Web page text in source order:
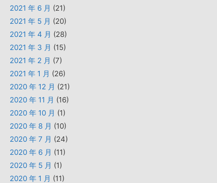
2021 年 6 月 (21)
2021 年 5 月 (20)
2021 年 4 月 (28)
2021 年 3 月 (15)
2021 年 2 月 (7)
2021 年 1 月 (26)
2020 年 12 月 (21)
2020 年 11 月 (16)
2020 年 10 月 (1)
2020 年 8 月 (10)
2020 年 7 月 (24)
2020 年 6 月 (11)
2020 年 5 月 (1)
2020 年 1 月 (11)